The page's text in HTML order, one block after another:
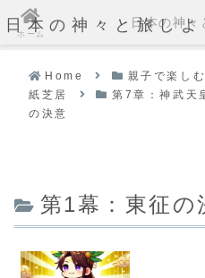
日本の神々と旅し
Home
親子で楽し
紙芝居
第7章：神武天
の決意
第1幕：東征の
ホーム
日本の神々